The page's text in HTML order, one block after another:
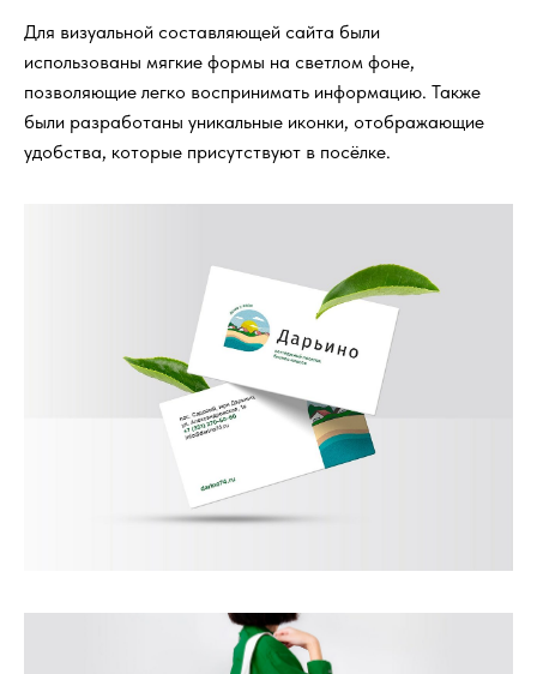
Для визуальной составляющей сайта были
использованы мягкие формы на светлом фоне,
позволяющие легко воспринимать информацию. Также
были разработаны уникальные иконки, отображающие
удобства, которые присутствуют в посёлке.